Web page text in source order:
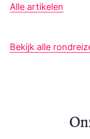
Alle artikelen
Bekijk alle